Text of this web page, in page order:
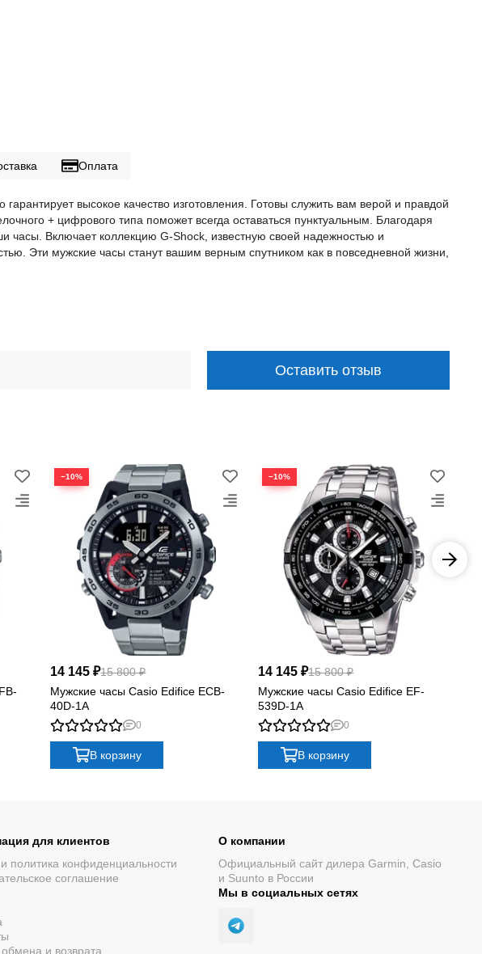
Оплата
высокое качество изготовления. Готовы служить вам верой и правдой
+ цифрового типа поможет всегда оставаться пунктуальным. Благодаря
часы. Включает коллекцию G-Shock, известную своей надежностью и
Эти мужские часы станут вашим верным спутником как в повседневной жизни,
Оставить отзыв
−10%
14 145 ₽15 800 ₽
Мужские часы Casio Edifice ECB-
40D-1A
0
В корзину
−10%
14 145 ₽15 800 ₽
Мужские часы Casio Edifice EF-
539D-1A
0
В корзину
для клиентов
политика конфиденциальности
соглашение
и возврата
О компании
Официальный сайт дилера Garmin, Casio
и Suunto в России
Мы в социальных сетях